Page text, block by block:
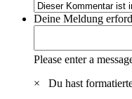
Deine Meldung
Please enter a
×
Du hast